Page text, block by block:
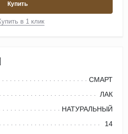
Купить
в 1 клик
СМАРТ
ЛАК
НАТУРАЛЬНЫЙ
14